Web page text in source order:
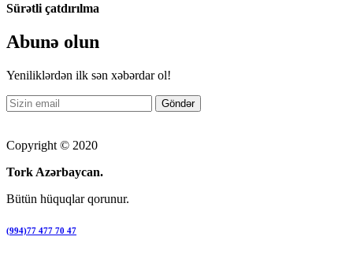
Sürətli çatdırılma
Abunə olun
Yeniliklərdən ilk sən xəbərdar ol!
Copyright © 2020
Tork Azərbaycan.
Bütün hüquqlar qorunur.
(994)77 477 70 47